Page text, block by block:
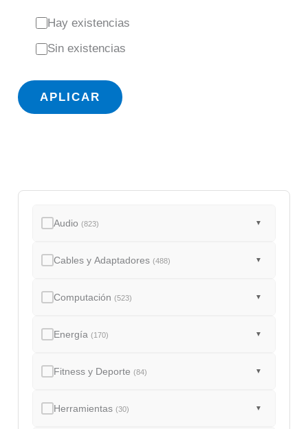
E
s
d
Hay existencias
Sin existencias
APLICAR
Audio(823) ▼
Cables y Adaptadores(488) ▼
Computación(523) ▼
Energía(170) ▼
Fitness y Deporte(84) ▼
Herramientas(30) ▼